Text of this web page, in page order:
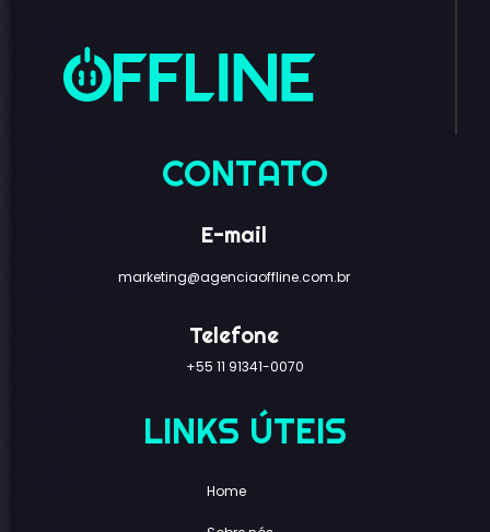
CONTATO
E-mail
marketing@agenciaoffline.com.br
Telefone
+55 11 91341-0070
LINKS ÚTEIS
Home